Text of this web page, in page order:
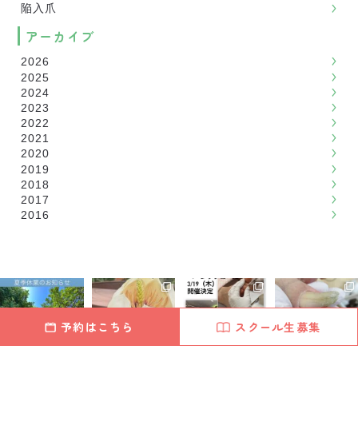
予約はこちら スクール生募集
陥入爪
アーカイブ
2026
2025
2024
2023
2022
2021
2020
2019
2018
2017
2016